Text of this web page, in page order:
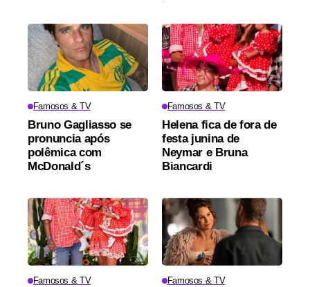
Famosos & TV
Bruno Gagliasso se
pronuncia após
polêmica com
McDonald´s
Famosos & TV
Helena fica de fora de
festa junina de
Neymar e Bruna
Biancardi
Famosos & TV Famosos & TV